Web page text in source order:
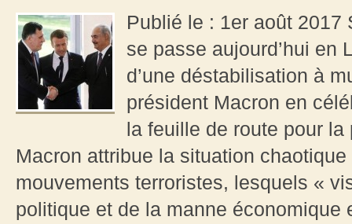
Publié le : 1er août 2017
se passe aujourd’hui en
d’une déstabilisation à
président Macron en
la feuille de route pour
Macron attribue la situation
mouvements terroristes, lesquels «
politique et de la manne économique